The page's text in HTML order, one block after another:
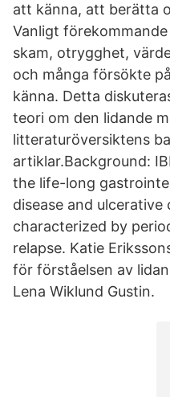
att känna, att berätta
Vanligt
skam, otrygghet,
och många försökte
känna. Detta
teori om den lidande
litteraturöversiktens
artiklar.Background:
the life-long
disease and ulcerative
characterized by
relapse. Katie
för förståelsen av
Lena Wiklund Gustin.